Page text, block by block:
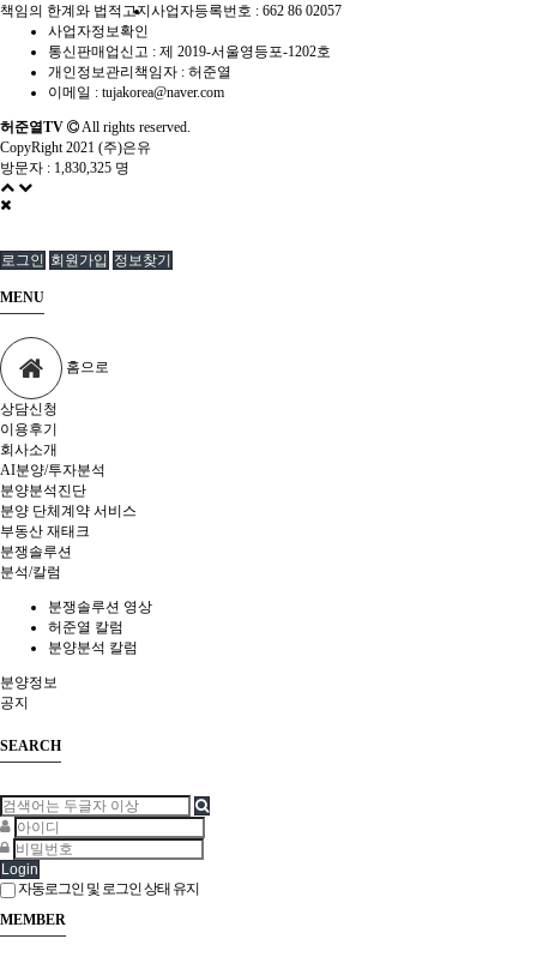
책임의 한계와 법적고지 사업자등록번호 : 662 86 02057
사업자정보확인
통신판매업신고 : 제 2019-서울영등포-1202호
개인정보관리책임자 : 허준열
이메일 : tujakorea@naver.com
허준열TV
All rights reserved.
CopyRight 2021 (주)은유
방문자 : 1,830,325 명
로그인 회원가입 정보찾기
MENU
홈으로
상담신청
이용후기
회사소개
AI분양/투자분석
분양분석진단
분양 단체계약 서비스
부동산 재태크
분쟁솔루션
분석/칼럼
분쟁솔루션 영상
허준열 칼럼
분양분석 칼럼
분양정보
공지
SEARCH
Login
자동로그인 및 로그인 상태 유지
MEMBER